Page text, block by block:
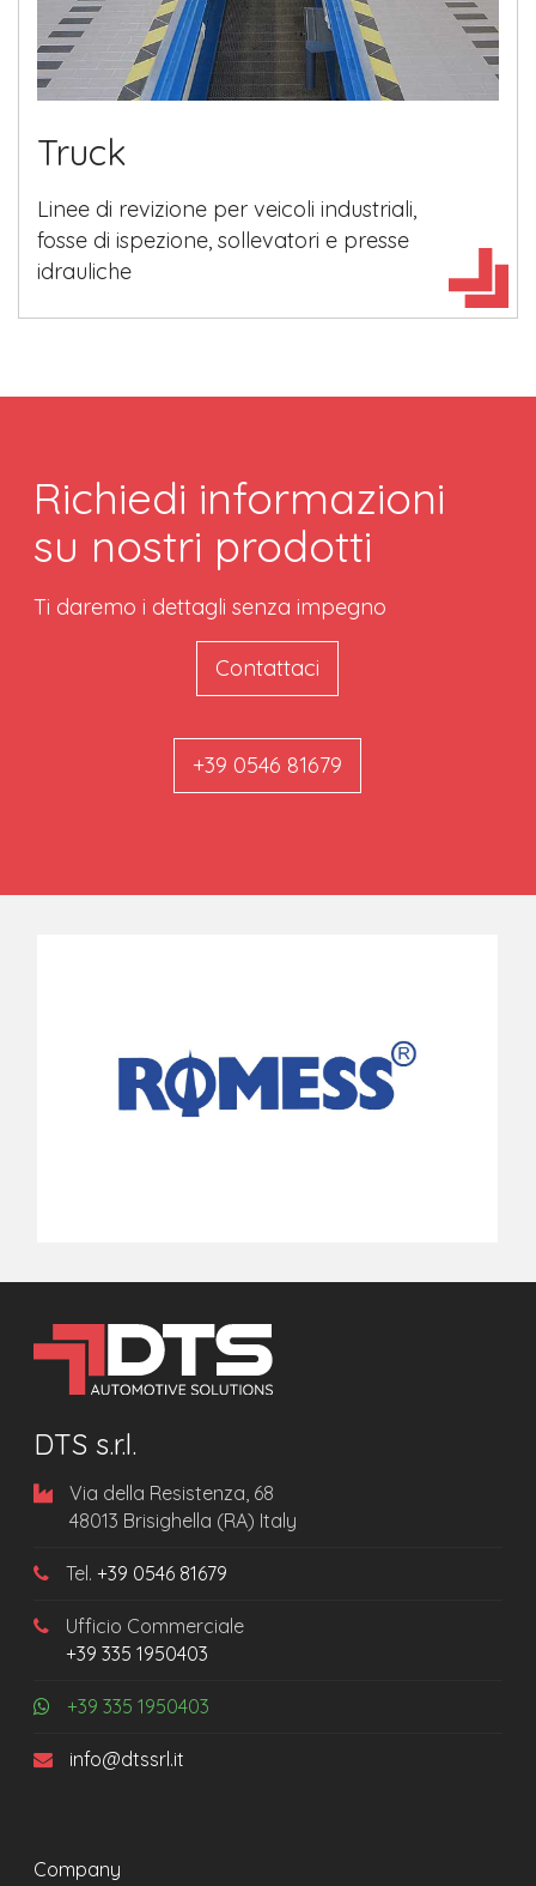
Truck
Linee di revizione per veicoli industriali,
fosse di ispezione, sollevatori e presse
idrauliche
Richiedi informazioni
su nostri prodotti
Ti daremo i dettagli senza impegno
Contattaci
+39 0546 81679
DTS s.r.l.
Via della Resistenza, 68
48013 Brisighella (RA) Italy
Tel.+39 0546 81679
Ufficio Commerciale
+39 335 1950403
+39 335 1950403
info@dtssrl.it
Company